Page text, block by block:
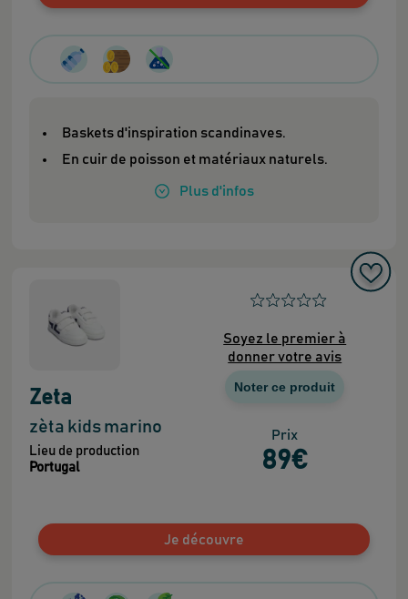
Baskets d'inspiration scandinaves.
En cuir de poisson et matériaux naturels.
Plusd'infos
Soyez le premier à
donner votre avis
Noter ce produit
Prix
89€
Zeta
zèta kids marino
Lieu de production
Portugal
Je découvre